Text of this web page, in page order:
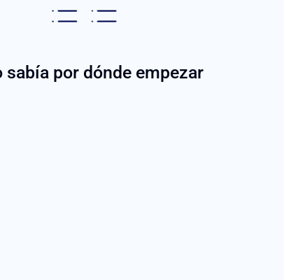
sabía por dónde empezar